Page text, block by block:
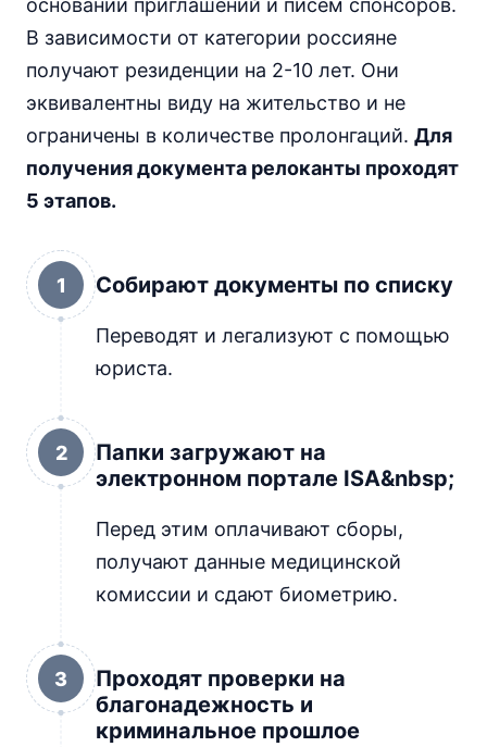
основании приглашений и писем спонсоров.
В зависимости от категории россияне
получают резиденции на 2-10 лет. Они
эквивалентны виду на жительство и не
ограничены в количестве пролонгаций. Для
получения документа релоканты проходят
5 этапов.
1 Собирают документы по списку
Переводят и легализуют с помощью
юриста.
2
Папки загружают на
электронном портале ISA&nbsp;
Перед этим оплачивают сборы,
получают данные медицинской
комиссии и сдают биометрию.
3
Проходят проверки на
благонадежность и
криминальное прошлое